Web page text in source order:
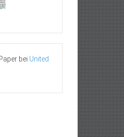
bei United